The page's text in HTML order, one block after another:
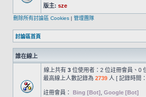
版主: sze
刪除所有討論區 Cookies | 管理團隊
討論區首頁
誰在線上
線上共有 3 位使用者：2 位註冊會員、0
最高線上人數記錄為 2739 人 [ 記錄時間：
註冊會員： Bing [Bot] Google [Bot]